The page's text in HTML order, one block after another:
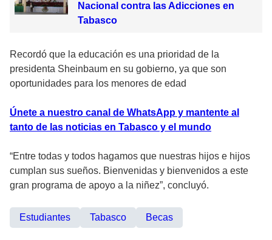
Nacional contra las Adicciones en
Tabasco
Recordó que la educación es una prioridad de la
presidenta Sheinbaum en su gobierno, ya que son
oportunidades para los menores de edad
Únete a nuestro canal de WhatsApp y mantente al
tanto de las noticias en Tabasco y el mundo
“Entre todas y todos hagamos que nuestras hijos e hijos
cumplan sus sueños. Bienvenidas y bienvenidos a este
gran programa de apoyo a la niñez”, concluyó.
Estudiantes Tabasco Becas